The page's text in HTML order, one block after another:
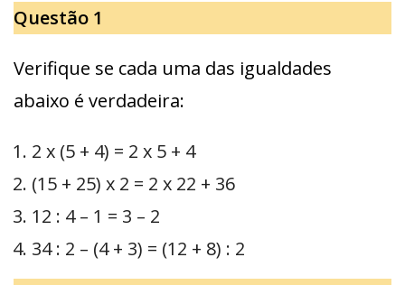
Questão 1
Verifique se cada uma das igualdades
abaixo é verdadeira:
2 x (5 + 4) = 2 x 5 + 4
(15 + 25) x 2 = 2 x 22 + 36
12 : 4 – 1 = 3 – 2
34 : 2 – (4 + 3) = (12 + 8) : 2